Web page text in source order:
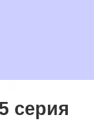
серия